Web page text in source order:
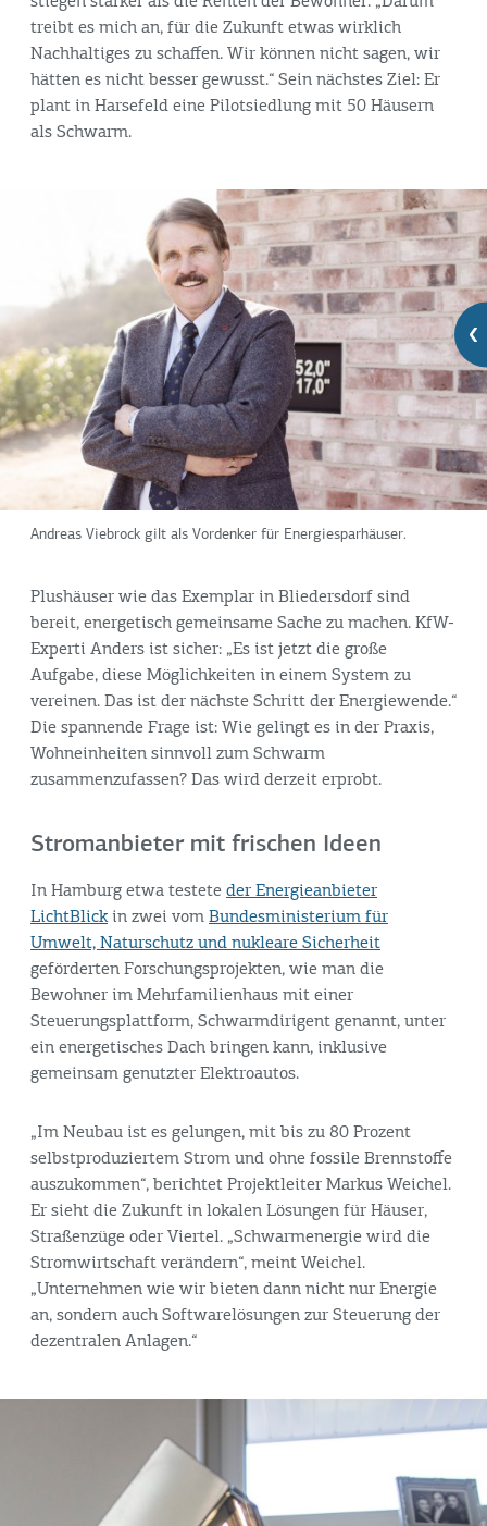
treibt es mich an, für die Zukunft etwas wirklich
Nachhaltiges zu schaffen. Wir können nicht sagen, wir
hätten es nicht besser gewusst.“ Sein nächstes Ziel: Er
plant in Harsefeld eine Pilotsiedlung mit 50 Häusern
als Schwarm.
Andreas Viebrock gilt als Vordenker für Energiesparhäuser.
Plushäuser wie das Exemplar in Bliedersdorf sind
bereit, energetisch gemeinsame Sache zu machen. KfW-
Experti Anders ist sicher: „Es ist jetzt die große
Aufgabe, diese Möglichkeiten in einem System zu
vereinen. Das ist der nächste Schritt der Energiewende.“
Die spannende Frage ist: Wie gelingt es in der Praxis,
Wohneinheiten sinnvoll zum Schwarm
zusammenzufassen? Das wird derzeit erprobt.
Stromanbieter mit frischen Ideen
In Hamburg etwa testete der Energieanbieter
LichtBlickin zwei vom Bundesministerium für
Umwelt, Naturschutz und nukleare Sicherheit
geförderten Forschungsprojekten, wie man die
Bewohner im Mehrfamilienhaus mit einer
Steuerungsplattform, Schwarmdirigent genannt, unter
ein energetisches Dach bringen kann, inklusive
gemeinsam genutzter Elektroautos.
„Im Neubau ist es gelungen, mit bis zu 80 Prozent
selbstproduziertem Strom und ohne fossile Brennstoffe
auszukommen“, berichtet Projektleiter Markus Weichel.
Er sieht die Zukunft in lokalen Lösungen für Häuser,
Straßenzüge oder Viertel. „Schwarmenergie wird die
Stromwirtschaft verändern“, meint Weichel.
„Unternehmen wie wir bieten dann nicht nur Energie
an, sondern auch Softwarelösungen zur Steuerung der
dezentralen Anlagen.“